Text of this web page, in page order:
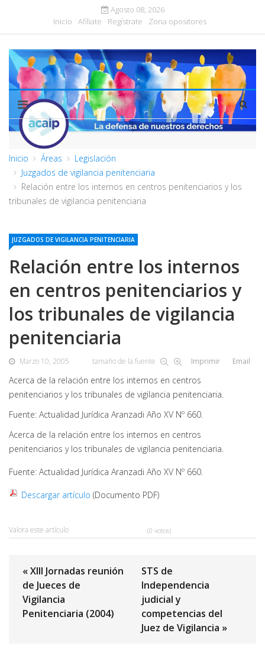
Agosto 08, 2026
Inicio
Afiliate Regístrate Zona opositores
Inicio Áreas
Legislación
Juzgados de vigilancia penitenciaria
Relación entre los internos en centros penitenciarios y los
tribunales de vigilancia penitenciaria
JUZGADOS DE VIGILANCIA PENITENCIARIA
Relación entre los internos
en centros penitenciarios y
los tribunales de vigilancia
penitenciaria
Marzo 10, 2005 tamaño de la fuente Imprimir Email
Acerca de la relación entre los internos en centros
penitenciarios y los tribunales de vigilancia penitenciaria.
Fuente: Actualidad Jurídica Aranzadi Año XV Nº 660.
Acerca de la relación entre los internos en centros
penitenciarios y los tribunales de vigilancia penitenciaria.
Fuente: Actualidad Jurídica Aranzadi Año XV Nº 660.
Descargar artículo (Documento PDF)
Valora este artículo (0 votos)
« XIII Jornadas reunión
de Jueces de
Vigilancia
Penitenciaria (2004)
STS de
Independencia
judicial y
competencias del
Juez de Vigilancia »